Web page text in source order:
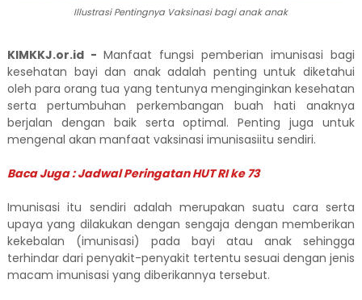
Illustrasi Pentingnya Vaksinasi bagi anak anak
KIMKKJ.or.id - Manfaat fungsi pemberian imunisasi bagi
kesehatan bayi dan anak adalah penting untuk diketahui
oleh para orang tua yang tentunya menginginkan kesehatan
serta pertumbuhan perkembangan buah hati anaknya
berjalan dengan baik serta optimal. Penting juga untuk
mengenal akan manfaat vaksinasi imunisasiitu sendiri.
Baca Juga : Jadwal Peringatan HUT RI ke 73
Imunisasi itu sendiri adalah merupakan suatu cara serta
upaya yang dilakukan dengan sengaja dengan memberikan
kekebalan (imunisasi) pada bayi atau anak sehingga
terhindar dari penyakit-penyakit tertentu sesuai dengan jenis
macam imunisasi yang diberikannya tersebut.